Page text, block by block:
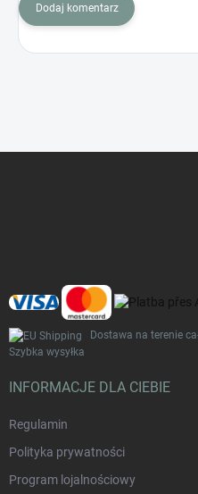
Dodaj komentarz
Dostawa na terenie
Szybka wysyłka
INFORMACJE DLA CIEBIE
Regulamin
Polityka prywatności
Program lojalnościowy